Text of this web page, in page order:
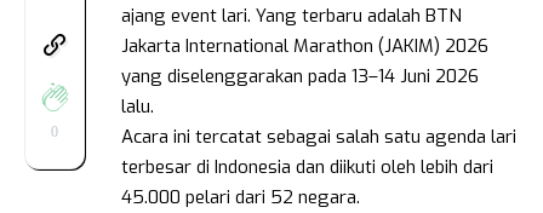
0
ajang event lari. Yang terbaru adalah BTN
Jakarta International Marathon (JAKIM) 2026
yang diselenggarakan pada 13–14 Juni 2026
lalu.
Acara ini tercatat sebagai salah satu agenda lari
terbesar di Indonesia dan diikuti oleh lebih dari
45.000 pelari dari 52 negara.